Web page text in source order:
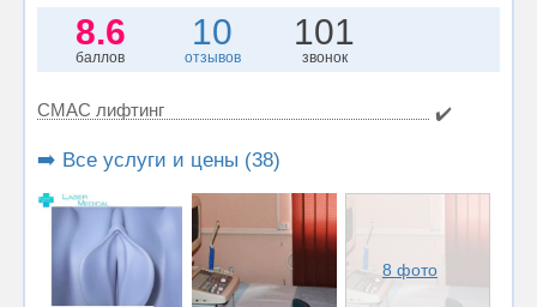
8.6
баллов
10
отзывов
101
звонок
СМАС лифтинг ✔️
➡️ Все услуги и цены (38)
8 фото